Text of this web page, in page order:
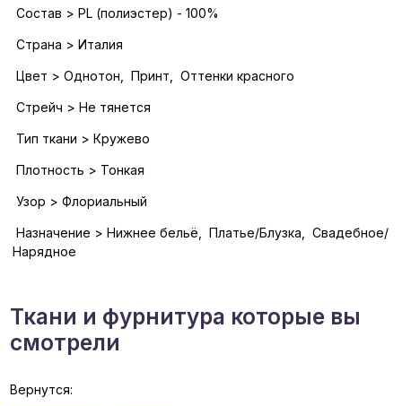
Состав > PL (полиэстер) - 100%
Страна > Италия
Цвет > Однотон, Принт, Оттенки красного
Стрейч > Не тянется
Тип ткани > Кружево
Плотность > Тонкая
Узор > Флориальный
Назначение > Нижнее бельё, Платье/Блузка, Свадебное/
Нарядное
Ткани и фурнитура которые вы
смотрели
Вернутся: